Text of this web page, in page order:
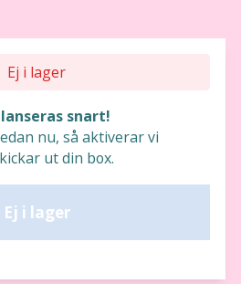
Ej i lager
snart!
nu, så aktiverar vi
ut din box.
Ej i lager